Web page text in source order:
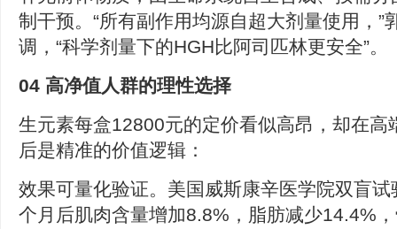
制干预。“所有副作用均源自超大剂量使用，”
调，“科学剂量下的HGH比阿司匹林更安全”。
04 高净值人群的理性选择
生元素每盒12800元的定价看似高昂，却在高
后是精准的价值逻辑：
效果可量化验证。美国威斯康辛医学院双盲
个月后肌肉含量增加8.8%，脂肪减少14.4%